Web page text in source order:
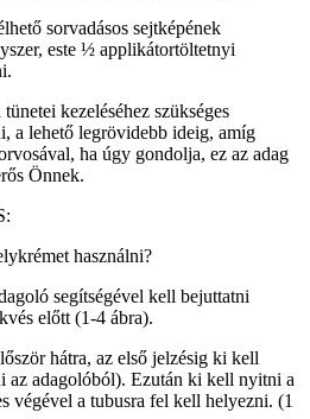
sorvadásos sejtképének
este ½ applikátortöltetnyi
kezeléséhez szükséges
a lehető legrövidebb ideig, amíg
ha úgy gondolja, ez az adag
Önnek.
használni?
segítségével kell bejuttatni
előtt (1-4 ábra).
hátra, az első jelzésig ki kell
adagolóból). Ezután ki kell nyitni a
végével a tubusra fel kell helyezni. (1